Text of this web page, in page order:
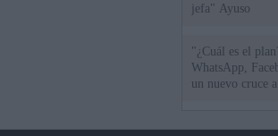
jefa" Ayuso
"¿Cuál es el
WhatsApp,
un nuevo cruce